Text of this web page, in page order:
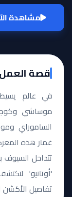
مشاهدة
قصة العمل
في عالم
موساشي
الساموراي
غمار هذه
تتداخل السيوف
'أوتانيو'
تفاصيل